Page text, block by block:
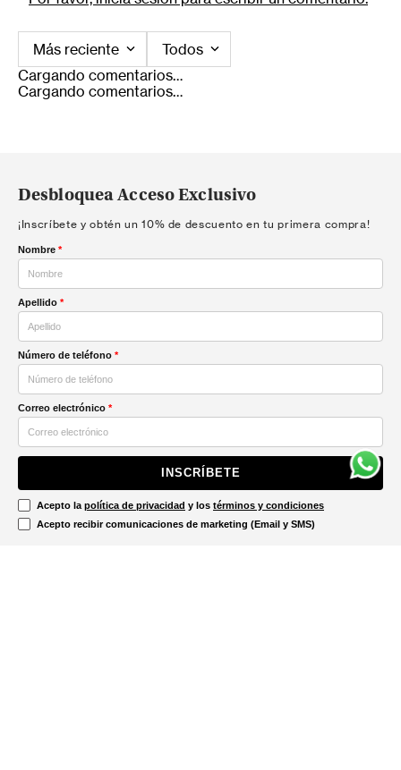
Más reciente
Todos
Cargando comentarios…
Cargando comentarios…
Desbloquea Acceso Exclusivo
¡Inscríbete y obtén un 10% de descuento en tu primera compra!
Nombre *
Apellido *
Número de teléfono *
Correo electrónico *
INSCRÍBETE
Acepto la política de privacidad y los términos y condiciones
Acepto recibir comunicaciones de marketing (Email y SMS)